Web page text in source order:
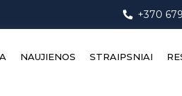
+370
NAUJIENOS STRAIPSNIAI